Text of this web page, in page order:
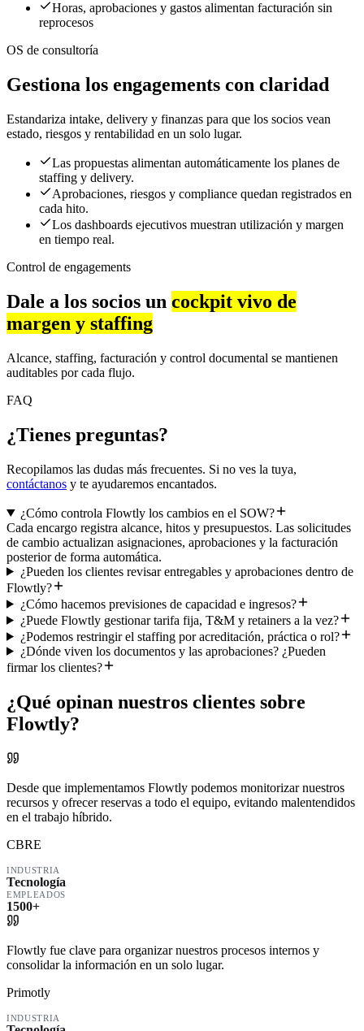
Horas, aprobaciones y gastos alimentan facturación sin
reprocesos
OS de consultoría
Gestiona los engagements con claridad
Estandariza intake, delivery y finanzas para que los socios vean
estado, riesgos y rentabilidad en un solo lugar.
Las propuestas alimentan automáticamente los planes de
staffing y delivery.
Aprobaciones, riesgos y compliance quedan registrados en
cada hito.
Los dashboards ejecutivos muestran utilización y margen
en tiempo real.
Control de engagements
Dale a los socios un cockpit vivo de
margen y staffing
Alcance, staffing, facturación y control documental se mantienen
auditables por cada flujo.
FAQ
¿Tienes preguntas?
Recopilamos las dudas más frecuentes. Si no ves la tuya,
contáctanos y te ayudaremos encantados.
¿Cómo controla Flowtly los cambios en el SOW?
Cada encargo registra alcance, hitos y presupuestos. Las solicitudes
de cambio actualizan asignaciones, aprobaciones y la facturación
posterior de forma automática.
¿Pueden los clientes revisar entregables y aprobaciones dentro de
Flowtly?
¿Cómo hacemos previsiones de capacidad e ingresos?
¿Puede Flowtly gestionar tarifa fija, T&M y retainers a la vez?
¿Podemos restringir el staffing por acreditación, práctica o rol?
¿Dónde viven los documentos y las aprobaciones? ¿Pueden
firmar los clientes?
¿Qué opinan nuestros clientes sobre
Flowtly?
Desde que implementamos Flowtly podemos monitorizar nuestros
recursos y ofrecer reservas a todo el equipo, evitando malentendidos
en el trabajo híbrido.
CBRE
INDUSTRIA
Tecnología
EMPLEADOS
1500+
Flowtly fue clave para organizar nuestros procesos internos y
consolidar la información en un solo lugar.
Primotly
INDUSTRIA